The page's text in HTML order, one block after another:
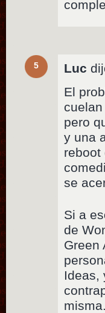
5 Luc
El
pero
y una
reboot
se
Si a
de
Green
Ideas,
misma.